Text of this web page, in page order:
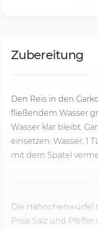
Zubereitung
Den Reis in den
fließendem Wasser
Wasser klar bleibt.
einsetzen. Wasser, 1
mit dem Spatel
Die Hähnchenwürfel
Prise Salz und